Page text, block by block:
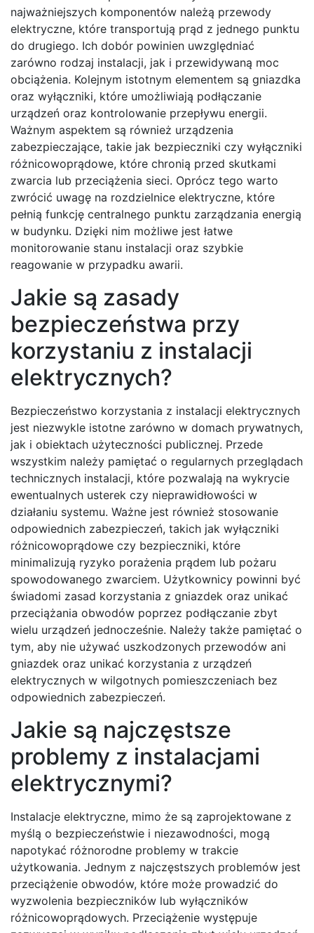
najważniejszych komponentów należą przewody
elektryczne, które transportują prąd z jednego punktu
do drugiego. Ich dobór powinien uwzględniać
zarówno rodzaj instalacji, jak i przewidywaną moc
obciążenia. Kolejnym istotnym elementem są gniazdka
oraz wyłączniki, które umożliwiają podłączanie
urządzeń oraz kontrolowanie przepływu energii.
Ważnym aspektem są również urządzenia
zabezpieczające, takie jak bezpieczniki czy wyłączniki
różnicowoprądowe, które chronią przed skutkami
zwarcia lub przeciążenia sieci. Oprócz tego warto
zwrócić uwagę na rozdzielnice elektryczne, które
pełnią funkcję centralnego punktu zarządzania energią
w budynku. Dzięki nim możliwe jest łatwe
monitorowanie stanu instalacji oraz szybkie
reagowanie w przypadku awarii.
Jakie są zasady
bezpieczeństwa przy
korzystaniu z instalacji
elektrycznych?
Bezpieczeństwo korzystania z instalacji elektrycznych
jest niezwykle istotne zarówno w domach prywatnych,
jak i obiektach użyteczności publicznej. Przede
wszystkim należy pamiętać o regularnych przeglądach
technicznych instalacji, które pozwalają na wykrycie
ewentualnych usterek czy nieprawidłowości w
działaniu systemu. Ważne jest również stosowanie
odpowiednich zabezpieczeń, takich jak wyłączniki
różnicowoprądowe czy bezpieczniki, które
minimalizują ryzyko porażenia prądem lub pożaru
spowodowanego zwarciem. Użytkownicy powinni być
świadomi zasad korzystania z gniazdek oraz unikać
przeciążania obwodów poprzez podłączanie zbyt
wielu urządzeń jednocześnie. Należy także pamiętać o
tym, aby nie używać uszkodzonych przewodów ani
gniazdek oraz unikać korzystania z urządzeń
elektrycznych w wilgotnych pomieszczeniach bez
odpowiednich zabezpieczeń.
Jakie są najczęstsze
problemy z instalacjami
elektrycznymi?
Instalacje elektryczne, mimo że są zaprojektowane z
myślą o bezpieczeństwie i niezawodności, mogą
napotykać różnorodne problemy w trakcie
użytkowania. Jednym z najczęstszych problemów jest
przeciążenie obwodów, które może prowadzić do
wyzwolenia bezpieczników lub wyłączników
różnicowoprądowych. Przeciążenie występuje